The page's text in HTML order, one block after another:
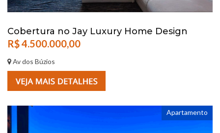
Cobertura no Jay Luxury Home Design
R$ 4.500.000,00
Av dos Búzios
Apartamento